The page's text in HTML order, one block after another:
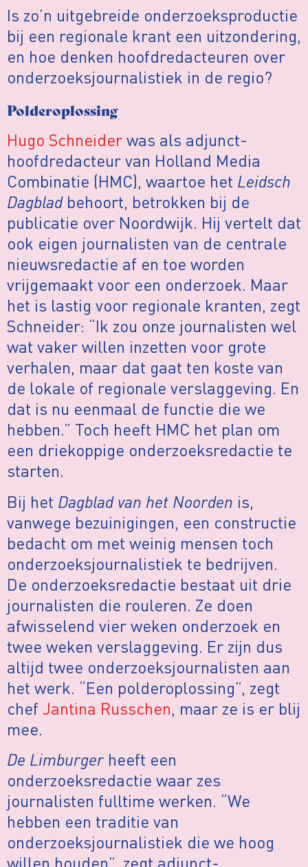
Is zo’n uitgebreide onderzoeksproductie
bij een regionale krant een uitzondering,
en hoe denken hoofdredacteuren over
onderzoeksjournalistiek in de regio?
Polderoplossing
Hugo Schneiderwas als adjunct-
hoofdredacteur van Holland Media
Combinatie (HMC), waartoe het Leidsch
Dagbladbehoort, betrokken bij de
publicatie over Noordwijk. Hij vertelt dat
ook eigen journalisten van de centrale
nieuwsredactie af en toe worden
vrijgemaakt voor een onderzoek. Maar
het is lastig voor regionale kranten, zegt
Schneider: “Ik zou onze journalisten wel
wat vaker willen inzetten voor grote
verhalen, maar dat gaat ten koste van
de lokale of regionale verslaggeving. En
dat is nu eenmaal de functie die we
hebben.” Toch heeft HMC het plan om
een driekoppige onderzoeksredactie te
starten.
Bij het Dagblad van het Noorden is,
vanwege bezuinigingen, een constructie
bedacht om met weinig mensen toch
onderzoeksjournalistiek te bedrijven.
De onderzoeksredactie bestaat uit drie
journalisten die rouleren. Ze doen
afwisselend vier weken onderzoek en
twee weken verslaggeving. Er zijn dus
altijd twee onderzoeksjournalisten aan
het werk. “Een polderoplossing”, zegt
chef Jantina Russchen, maar ze is er blij
mee.
De Limburgerheeft een
onderzoeksredactie waar zes
journalisten fulltime werken. “We
hebben een traditie van
onderzoeksjournalistiek die we hoog
willen houden”, zegt adjunct-